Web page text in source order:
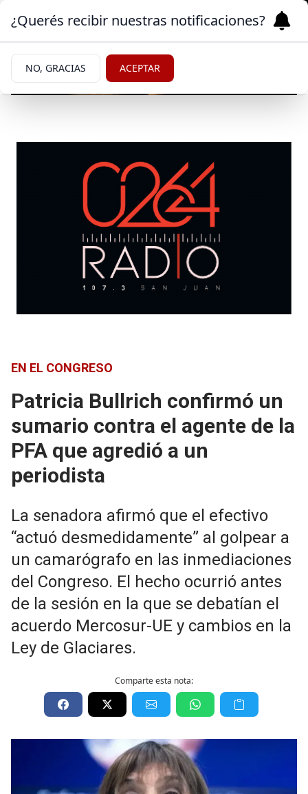
EN EL CONGRESO
Patricia Bullrich confirmó un
sumario contra el agente de la
PFA que agredió a un
periodista
La senadora afirmó que el efectivo
“actuó desmedidamente” al golpear a
un camarógrafo en las inmediaciones
del Congreso. El hecho ocurrió antes
de la sesión en la que se debatían el
acuerdo Mercosur-UE y cambios en la
Ley de Glaciares.
Comparte esta nota:
¿Querés recibir nuestras notificaciones?
NO, GRACIAS ACEPTAR